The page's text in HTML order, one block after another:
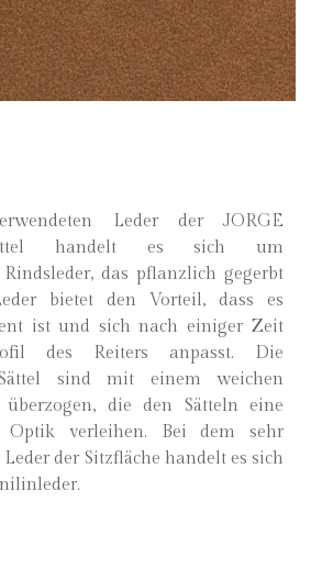
Leder der JORGE
Sättel handelt es sich um
das pflanzlich gegerbt
bietet den Vorteil, dass es
ist und sich nach einiger Zeit
des Reiters anpasst. Die
sind mit einem weichen
überzogen, die den Sätteln eine
Optik verleihen. Bei dem sehr
der Sitzfläche handelt es sich